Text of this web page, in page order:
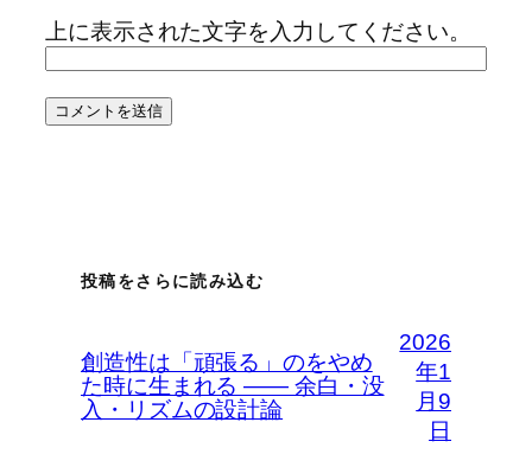
上に表示された文字を入力してください。
投稿をさらに読み込む
創造性は「頑張る」のをやめ
た時に生まれる —— 余白・没
入・リズムの設計論
2026
年1
月9
日